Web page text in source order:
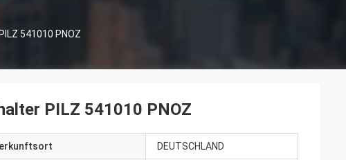
541010 PNOZ
PILZ 541010 PNOZ
DEUTSCHLAND